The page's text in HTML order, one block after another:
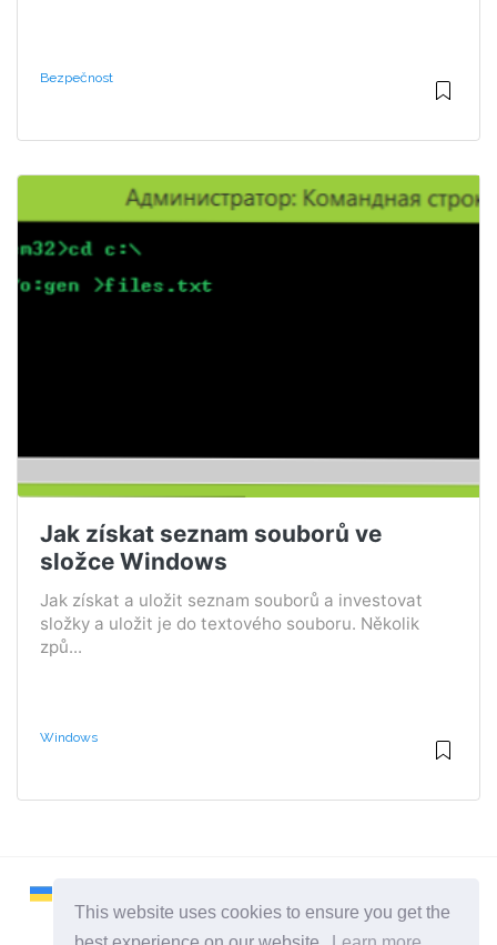
This website uses cookies to ensure you get the
Bezpečnost
Jak získat seznam souborů ve
složce Windows
Jak získat a uložit seznam souborů a investovat
složky a uložit je do textového souboru. Několik
způ...
Windows